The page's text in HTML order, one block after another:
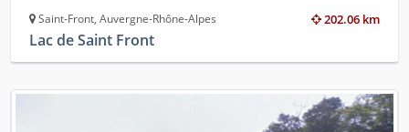
202.06 km
Saint-Front, Auvergne-Rhône-Alpes
Lac de Saint Front